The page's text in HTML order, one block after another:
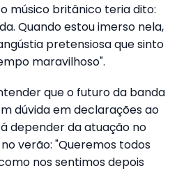
músico britânico teria dito:
Quando estou imerso nela,
pretensiosa que sinto
maravilhoso".
que o futuro da banda
dúvida em declarações ao
depender da atuação no
verão: "Queremos todos
nos sentimos depois